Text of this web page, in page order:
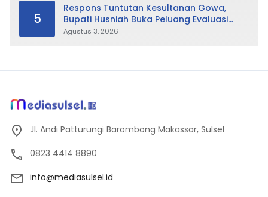
5
Respons Tuntutan Kesultanan Gowa,
Bupati Husniah Buka Peluang Evaluasi
Perda LAD: Bisa Direvisi Bahkan Diganti
Agustus 3, 2026
Jl. Andi Patturungi Barombong Makassar, Sulsel
0823 4414 8890
info@mediasulsel.id